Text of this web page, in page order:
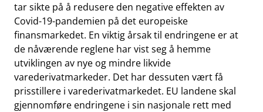
tar sikte på å redusere den negative effekten av
Covid-19-pandemien på det europeiske
finansmarkedet. En viktig årsak til endringene er at
de nåværende reglene har vist seg å hemme
utviklingen av nye og mindre likvide
varederivatmarkeder. Det har dessuten vært få
prisstillere i varederivatmarkedet. EU landene skal
gjennomføre endringene i sin nasjonale rett med